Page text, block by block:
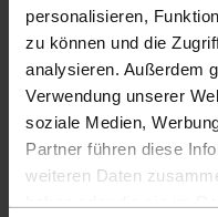
personalisieren,
zu können und die
analysieren. Außerdem
Verwendung unserer
soziale Medien,
Partner führen diese
weiteren Daten
IHRE NACHRICHT